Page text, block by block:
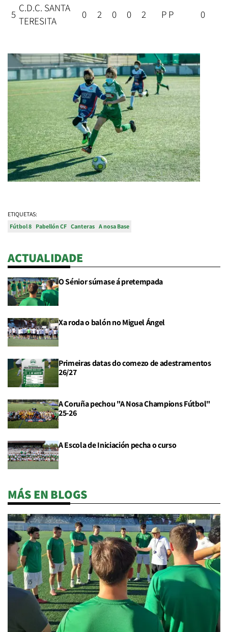
5
C.D.C. SANTA
TERESITA
0 2 0 0 2 P P 0
ETIQUETAS:
Fútbol 8 Pabellón CF Canteras A nosa Base
ACTUALIDADE
O Sénior súmase á pretempada
Xa roda o balón no Miguel Ángel
Primeiras datas do comezo de adestramentos
26/27
A Coruña pechou "A Nosa Champions Fútbol"
25-26
A Escola de Iniciación pecha o curso
MÁS EN BLOGS